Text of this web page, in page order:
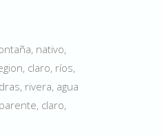
nativo,
claro, ríos,
rivera, agua
claro,